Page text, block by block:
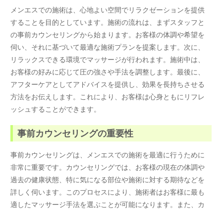
メンエスでの施術は、心地よい空間でリラクゼーションを提供
することを目的としています。施術の流れは、まずスタッフと
の事前カウンセリングから始まります。お客様の体調や希望を
伺い、それに基づいて最適な施術プランを提案します。次に、
リラックスできる環境でマッサージが行われます。施術中は、
お客様の好みに応じて圧の強さや手法を調整します。最後に、
アフターケアとしてアドバイスを提供し、効果を長持ちさせる
方法をお伝えします。これにより、お客様は心身ともにリフレ
ッシュすることができます。
事前カウンセリングの重要性
事前カウンセリングは、メンエスでの施術を最適に行うために
非常に重要です。カウンセリングでは、お客様の現在の体調や
過去の健康状態、特に気になる部位や施術に対する期待などを
詳しく伺います。このプロセスにより、施術者はお客様に最も
適したマッサージ手法を選ぶことが可能になります。また、カ